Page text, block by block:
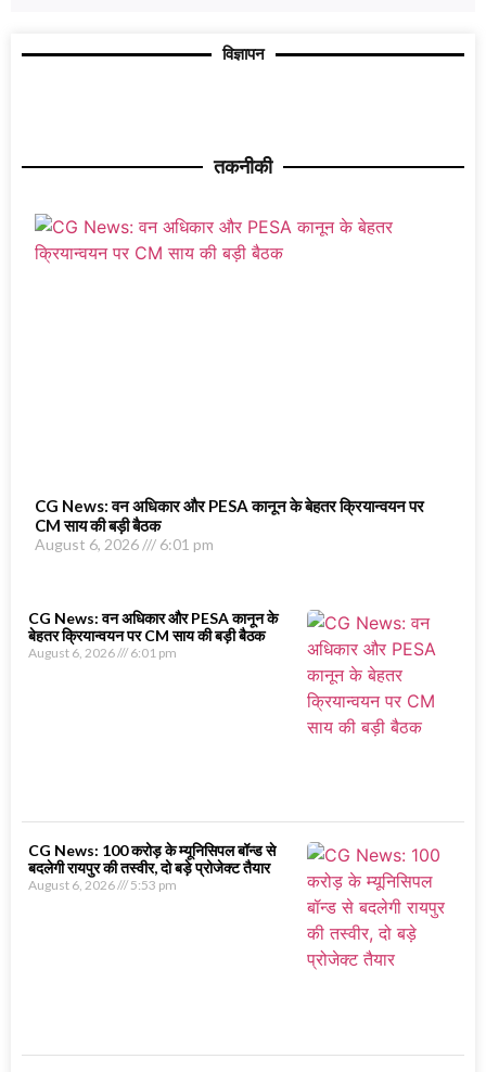
विज्ञापन
तकनीकी
CG News: वन अधिकार और PESA कानून के बेहतर क्रियान्वयन पर
CM साय की बड़ी बैठक
August 6, 2026 6:01 pm
CG News: वन अधिकार और PESA कानून के
बेहतर क्रियान्वयन पर CM साय की बड़ी बैठक
August 6, 2026 6:01 pm
CG News: 100 करोड़ के म्यूनिसिपल बॉन्ड से
बदलेगी रायपुर की तस्वीर, दो बड़े प्रोजेक्ट तैयार
August 6, 2026 5:53 pm